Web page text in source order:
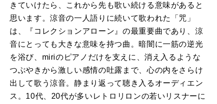
きていけたら、これから先も歌い続ける意味があると
思います。涼音の一人語りに続いて歌われた「咒」
は、『コレクションアローン』の最重要曲であり、涼
音にとっても大きな意味を持つ曲。暗闇に一筋の逆光
を浴び、miriのピアノだけを支えに、消え入るような
つぶやきから激しい感情の吐露まで、心の内をさらけ
出して歌う涼音。静まり返って聴き入るオーディエン
ス。10代、20代が多いレトロリロンの若いリスナーに